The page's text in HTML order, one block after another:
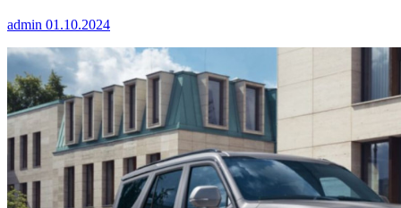
admin 01.10.2024